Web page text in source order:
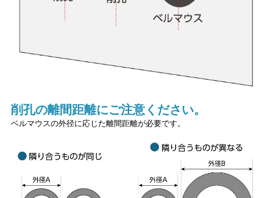
削孔の離間距離にご注意ください。
ベルマウスの外径に応じた離間距離が必要です。